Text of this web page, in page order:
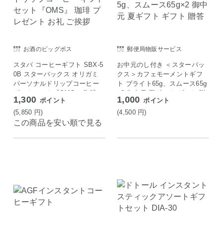
お酒のビッグボス
スタバ コーヒーギフト SBX-5
0B スターバックス オリガミ
パーソナルドリップコーヒー
ギフトセット『OMS』 珈琲
プレゼント お礼 ご挨拶
1,300 ポイント
(5,850 円)
この商品を安い順で見る
郵便局物販サービス
お中元のし付き ＜スターバッ
クス＞カフェモーメントギフ
ト ブライト65g、スムース65g
×2 御中元 夏ギフト ギフト 贈
答
1,000 ポイント
(4,500 円)